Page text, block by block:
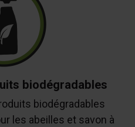
biodégradables
biodégradables
les abeilles et savon à